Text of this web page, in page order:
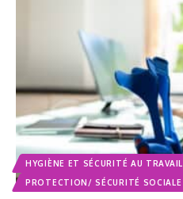
HYGIÈNE ET SÉCURITÉ AU TRAVAIL
PROTECTION/ SÉCURITÉ SOCIALE